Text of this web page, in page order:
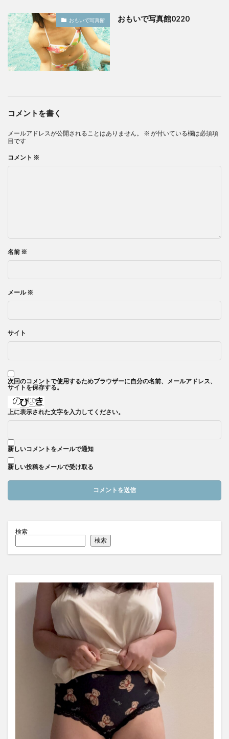
おもいで写真館 おもいで写真館0220
コメントを書く
メールアドレスが公開されることはありません。 ※ が付いている欄は必須項
目です
コメント ※
名前 ※
メール※
サイト
次回のコメントで使用するためブラウザーに自分の名前、メールアドレス、
サイトを保存する。
上に表示された文字を入力してください。
新しいコメントをメールで通知
新しい投稿をメールで受け取る
検索
検索